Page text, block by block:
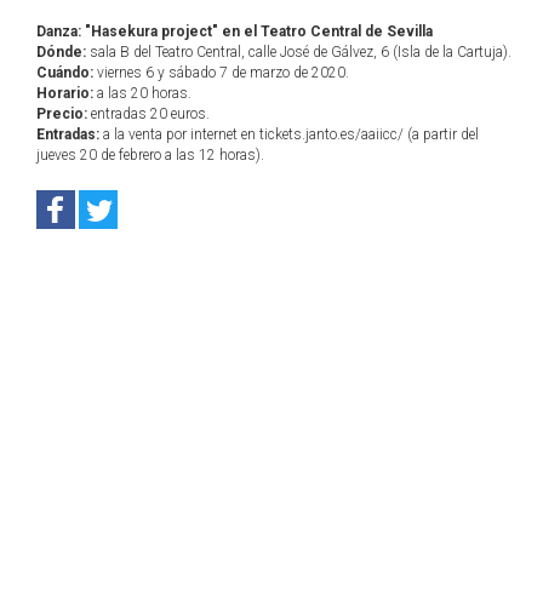
Danza: "Hasekura project" en el Teatro Central de Sevilla
Dónde: sala B del Teatro Central, calle José de Gálvez, 6 (Isla de la Cartuja).
Cuándo: viernes 6 y sábado 7 de marzo de 2020.
Horario: a las 20 horas.
Precio: entradas 20 euros.
Entradas: a la venta por internet en tickets.janto.es/aaiicc/ (a partir del
jueves 20 de febrero a las 12 horas).